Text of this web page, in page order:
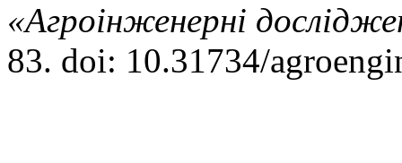
«Агроінженерні
83. doi: 10.31734/